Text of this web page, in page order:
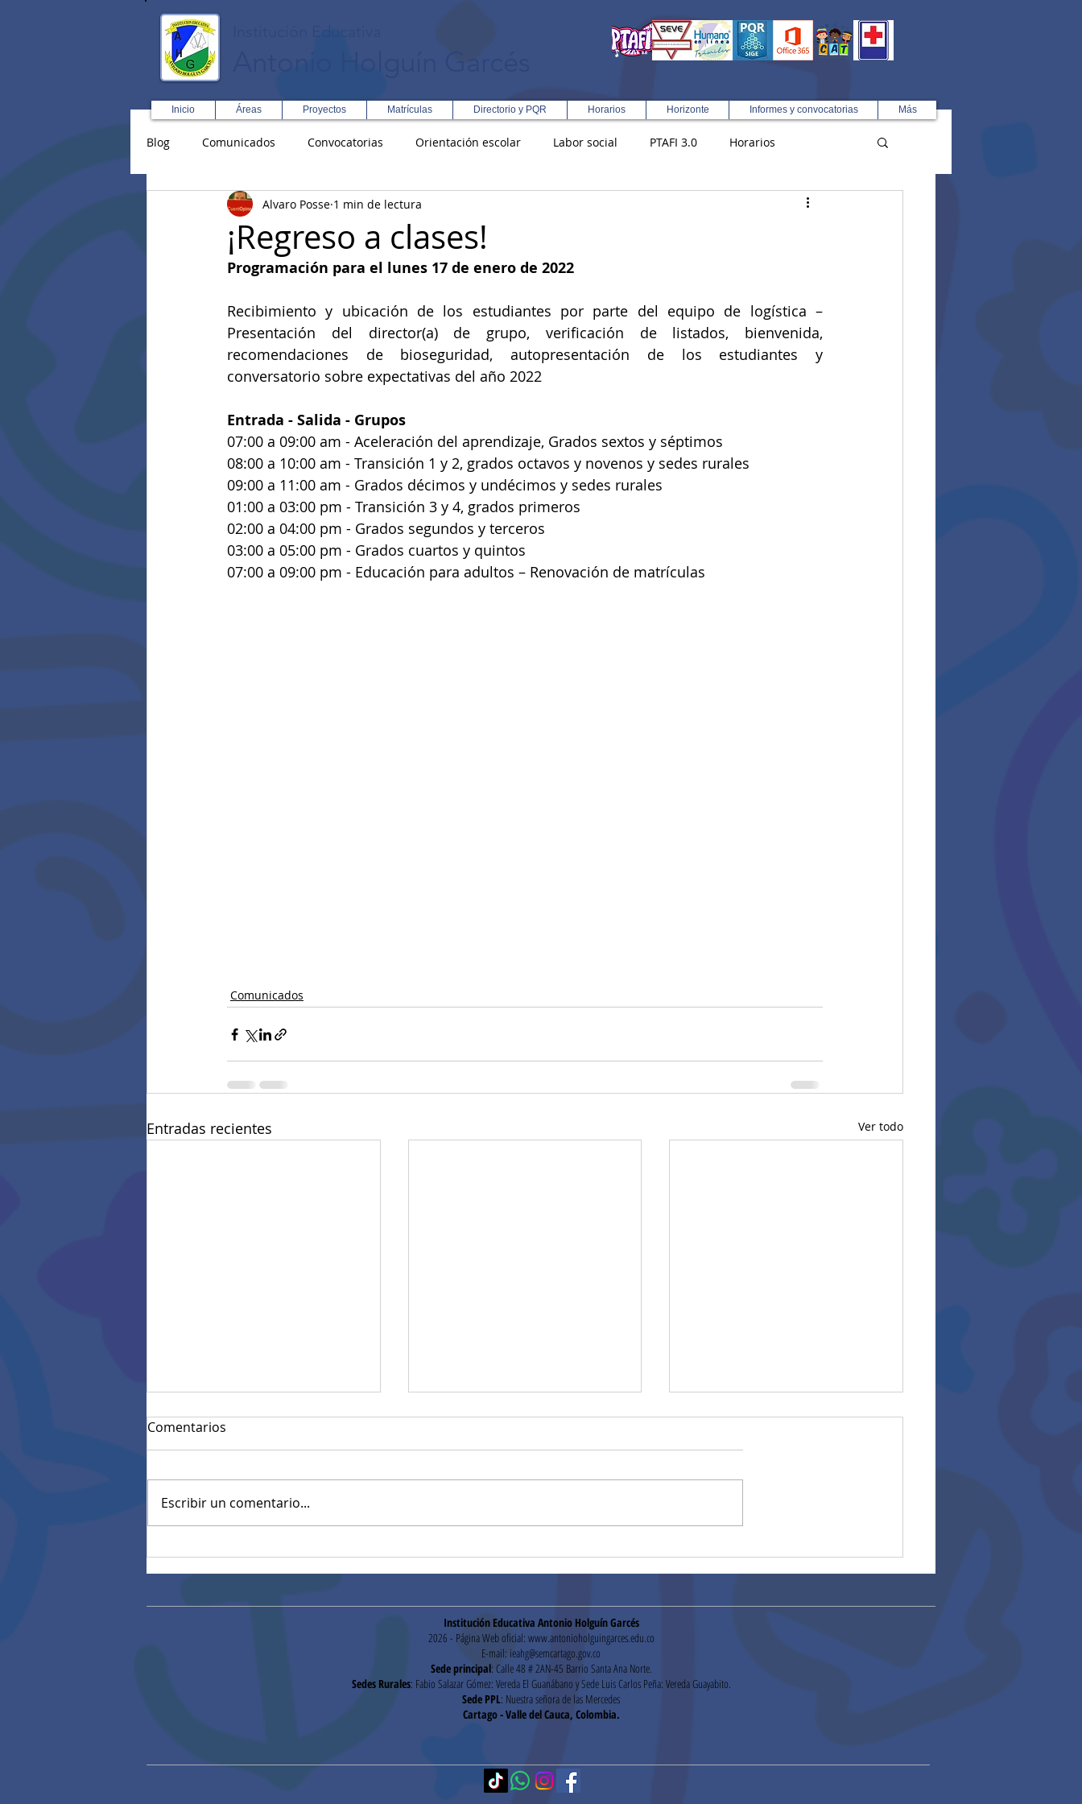
Inicio Áreas Proyectos Matrículas Directorio y PQR Horarios Horizonte Informes y convocatorias Más
Blog Comunicados Convocatorias Orientación escolar Labor social PTAFI 3.0 Horarios
Asopadres SENA Formación Integral en Turismo
Educación Física R y D Inglés Rectoría Democracia
¡Regreso a clases!
Alvaro Posse 1 min de lectura
Programación para el lunes 17 de enero de 2022
Recibimiento y ubicación de los estudiantes por parte del equipo de logística –
Presentación del director(a) de grupo, verificación de listados, bienvenida,
recomendaciones de bioseguridad, autopresentación de los estudiantes y
conversatorio sobre expectativas del año 2022
Entrada - Salida - Grupos
07:00 a 09:00 am - Aceleración del aprendizaje, Grados sextos y séptimos
08:00 a 10:00 am - Transición 1 y 2, grados octavos y novenos y sedes rurales
09:00 a 11:00 am - Grados décimos y undécimos y sedes rurales
01:00 a 03:00 pm - Transición 3 y 4, grados primeros
02:00 a 04:00 pm - Grados segundos y terceros
03:00 a 05:00 pm - Grados cuartos y quintos
07:00 a 09:00 pm - Educación para adultos – Renovación de matrículas
Comunicados
Entradas recientes Ver todo
de Rectoría
¡Gracias!
Comentarios
Escribir un comentario...
Institución Educativa Antonio Holguín Garcés
2026 - Página Web oficial: www.antonioholguingarces.edu.co
E-mail: ieahg@semcartago.gov.co
Sede principal: Calle 48 # 2AN-45 Barrio Santa Ana Norte.
Sedes Rurales: Fabio Salazar Gómez: Vereda El Guanábano y Sede Luis Carlos Peña: Vereda Guayabito.
Sede PPL: Nuestra señora de las Mercedes
Cartago - Valle del Cauca, Colombia.